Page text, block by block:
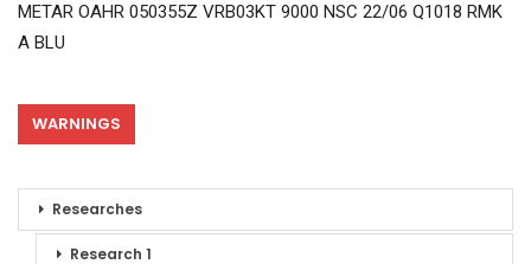
METAR OAHR 050355Z VRB03KT 9000 NSC 22/06 Q1018 RMK
A BLU
WARNINGS
Researches
Research 1